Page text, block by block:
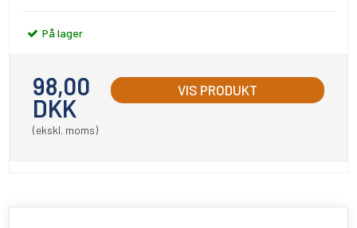
På lager
98,00
DKK
(ekskl. moms)
VIS PRODUKT